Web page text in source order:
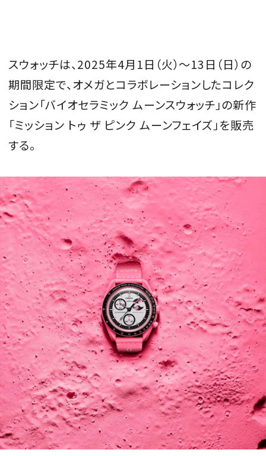
めます。
ログイン・新規会員登録
MAGAZINE
SPUR 2026 JULY
2026年9月号
2026-07-23発売
最新号を試し読み
スウォッチは、2025年4月1日（火）〜13日（日）の
期間限定で、オメガとコラボレーションしたコレク
ション「バイオセラミック ムーンスウォッチ」の新作
「ミッション トゥ ザ ピンク ムーンフェイズ」を販売
する。